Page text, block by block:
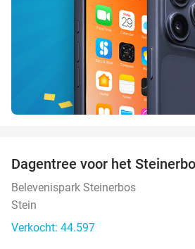
Dagentree voor het
Belevenispark Steinerbos
Stein
Verkocht: 44.597